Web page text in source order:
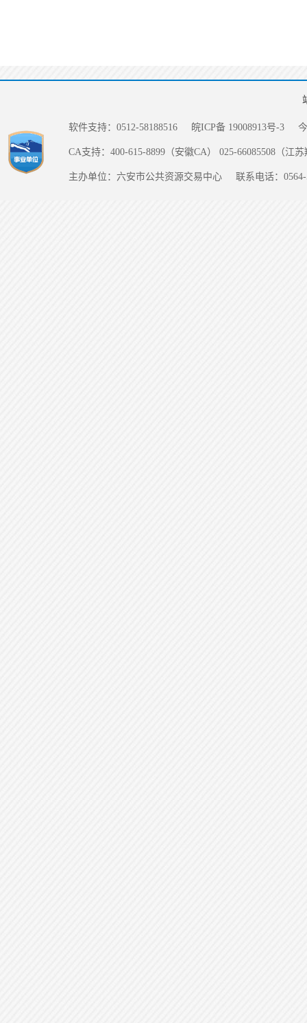
软件支持：0512-58188516 皖ICP备 19008913号-3
CA支持：400-615-8899（安徽CA） 025-66085508（江
主办单位：六安市公共资源交易中心 联系电话：0564-